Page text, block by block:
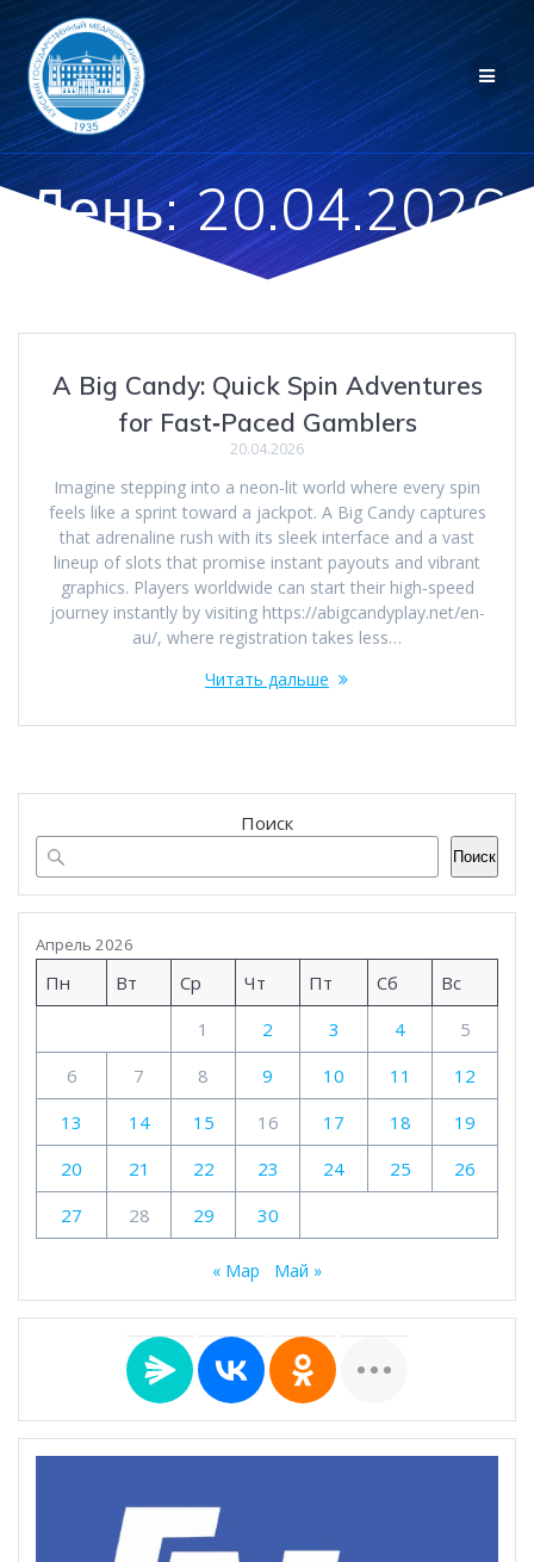
Перейти
контенту
День:20.04.2026
A Big Candy: Quick Spin Adventures
for Fast‑Paced Gamblers
20.04.2026
Imagine stepping into a neon‑lit world where every spin
feels like a sprint toward a jackpot. A Big Candy captures
that adrenaline rush with its sleek interface and a vast
lineup of slots that promise instant payouts and vibrant
graphics. Players worldwide can start their high‑speed
journey instantly by visiting https://abigcandyplay.net/en-
au/, where registration takes less…
Читать дальше
Поиск
Поиск
Апрель 2026
Пн Вт Ср Чт Пт Сб
Вс
1
2 3 4
5
6
7 8 9 10 11
12
13
14 15 16 17 18
19
20
21 22 23 24 25
26
27
28 29 30
« Мар Май »